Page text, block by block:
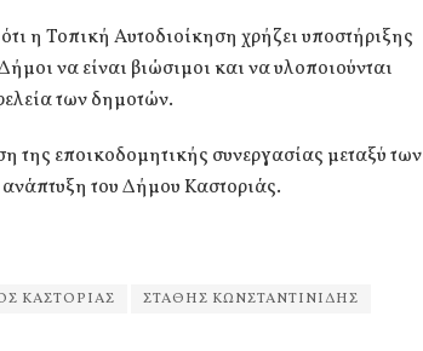
η Τοπική Αυτοδιοίκηση χρήζει υποστήριξης
να είναι βιώσιμοι και να υλοποιούνται
των δημοτών.
της εποικοδομητικής συνεργασίας μεταξύ των
του Δήμου Καστοριάς.
ΚΑΣΤΟΡΙΑΣ ΣΤΑΘΗΣ ΚΩΝΣΤΑΝΤΙΝΙΔΗΣ